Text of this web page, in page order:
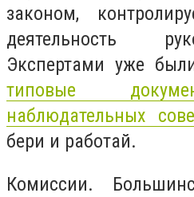
законом,
деятельность
Экспертами уже
типовые
наблюдательных
бери и работай.
Комиссии.